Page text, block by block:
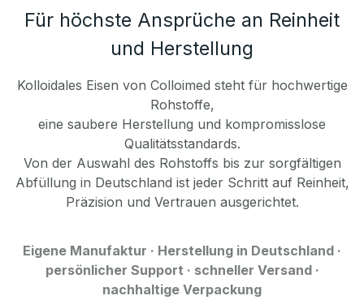
Für höchste Ansprüche an Reinheit
und Herstellung
Kolloidales Eisen von Colloimed steht für hochwertige
Rohstoffe,
eine saubere Herstellung und kompromisslose
Qualitätsstandards.
Von der Auswahl des Rohstoffs bis zur sorgfältigen
Abfüllung in Deutschland ist jeder Schritt auf Reinheit,
Präzision und Vertrauen ausgerichtet.
Eigene Manufaktur · Herstellung in Deutschland ·
persönlicher Support · schneller Versand ·
nachhaltige Verpackung